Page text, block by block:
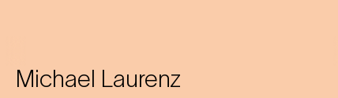
Michael Laurenz